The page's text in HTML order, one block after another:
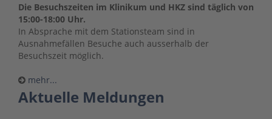
Die Besuchszeiten im Klinikum und HKZ sind täglich von
15:00-18:00 Uhr.
In Absprache mit dem Stationsteam sind in
Ausnahmefällen Besuche auch ausserhalb der
Besuchszeit möglich.
mehr...
Aktuelle Meldungen